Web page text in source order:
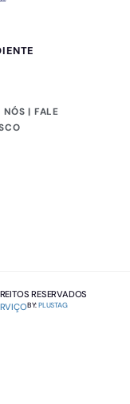
NÓS | FALE
RESERVADOS
BY:PLUSTAG